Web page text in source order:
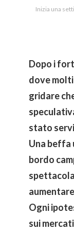
Inizia una
Dopo i
dove
gridare
stato
Una beffa
bordo
Ogni
sui